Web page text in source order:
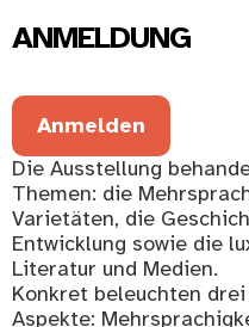
ANMELDUNG
Anmelden
Die Ausstellung
Themen: die
Varietäten, die
Entwicklung sowie die
Literatur und Medien.
Konkret beleuchten
Aspekte: